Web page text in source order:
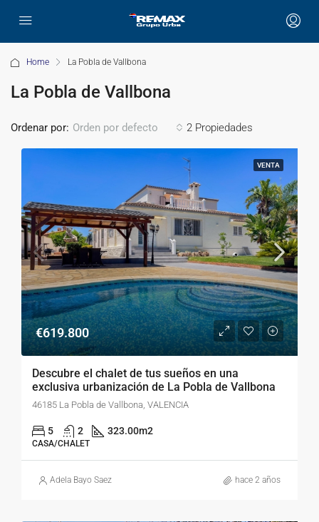
Home La Pobla de Vallbona
La Pobla de Vallbona
2 Propiedades
Ordenar por: Orden por defecto
VENTA
€619.800
Descubre el chalet de tus sueños en una
exclusiva urbanización de La Pobla de Vallbona
46185 La Pobla de Vallbona, VALENCIA
5 2 323.00m2
CASA/CHALET
Adela Bayo Saez hace 2 años